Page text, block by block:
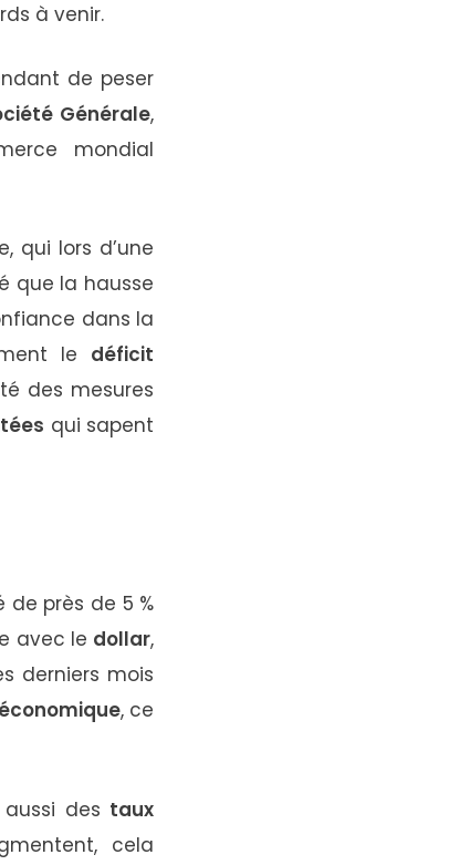
àvenir.
de peser
Générale,
mondial
qui lors d’une
que la hausse
dans la
le déficit
des mesures
qui sapent
de près de 5 %
avec le dollar,
derniers mois
économique, ce
aussi des taux
cela